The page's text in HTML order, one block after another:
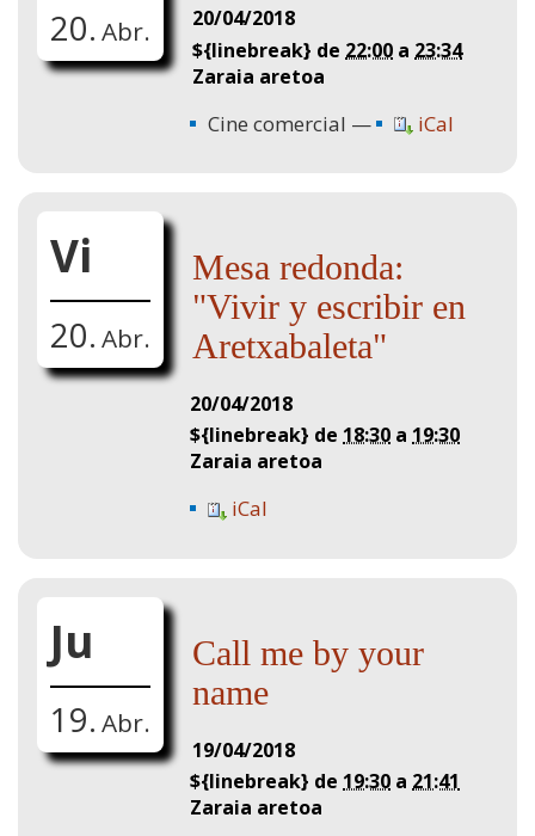
20. Abr.
20/04/2018
${linebreak} de 22:00 a 23:34
Zaraia aretoa
Cine comercial iCal
Vi
20. Abr.
Mesa redonda:
"Vivir y escribir en
Aretxabaleta"
20/04/2018
${linebreak} de 18:30 a 19:30
Zaraia aretoa
iCal
Ju
19. Abr.
Call me by your
name
19/04/2018
${linebreak} de 19:30 a 21:41
Zaraia aretoa